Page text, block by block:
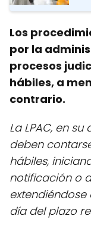
Los
por la
procesos
hábiles, a
contrario.
La LPAC, en
deben
hábiles,
notificación o
día del plazo